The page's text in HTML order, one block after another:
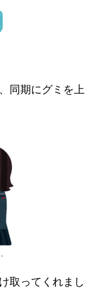
同期にグミを上
取ってくれまし